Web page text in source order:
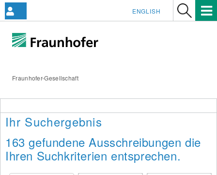
Fraunhofer-Gesellschaft
ENGLISH
Ihr Suchergebnis
163 gefundene Ausschreibungen die
Ihren Suchkriterien entsprechen.